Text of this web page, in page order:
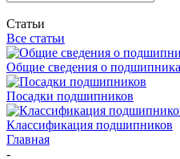
Статьи
Все статьи
Общие сведения о
Посадки подшипников
Классификация подшипников
Главная
-